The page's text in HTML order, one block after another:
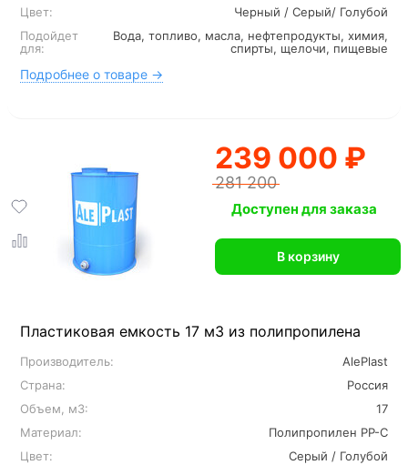
Цвет:
Черный / Серый/ Голубой
Подойдет
для:
Вода, топливо, масла, нефтепродукты, химия,
спирты, щелочи, пищевые
Подробнее о товаре →
Пластиковая емкость 17 м3 из полипропилена
Производитель:
AlePlast
Страна:
Россия
Объем, м3:
17
Материал:
Полипропилен PP-C
Цвет:
Серый / Голубой
239 000 ₽
281 200
Доступен для заказа
В корзину